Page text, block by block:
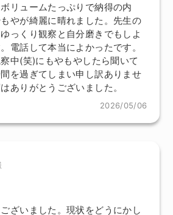
リュームたっぷりで納得の内
やが綺麗に晴れました。先生の
っくり観察と自分磨きでもしよ
電話して本当によかったです。
中(笑)にもやもやしたら聞いて
を過ぎてしまい申し訳ありませ
ありがとうございました。
2026/05/06
ざいました。現状をどうにかし